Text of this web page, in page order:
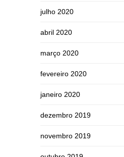
julho 2020
abril 2020
março 2020
fevereiro 2020
janeiro 2020
dezembro 2019
novembro 2019